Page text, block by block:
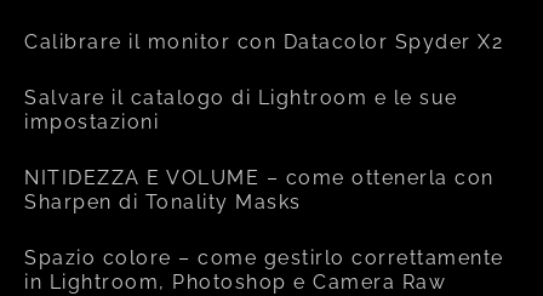
Calibrare il monitor con Datacolor Spyder X2
Salvare il catalogo di Lightroom e le sue
impostazioni
NITIDEZZA E VOLUME – come ottenerla con
Sharpen di Tonality Masks
Spazio colore – come gestirlo correttamente
in Lightroom, Photoshop e Camera Raw